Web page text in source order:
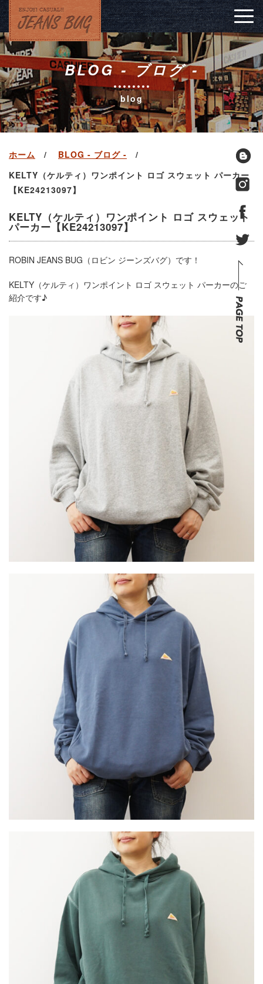
BLOG - ブログ -
blog
ホーム
BLOG - ブログ -
KELTY（ケルティ）ワンポイント ロゴ スウェット パーカー
【KE24213097】
KELTY（ケルティ）ワンポイント ロゴ スウェット
パーカー【KE24213097】
ROBIN JEANS BUG（ロビン ジーンズバグ）です！
KELTY（ケルティ）ワンポイント ロゴ スウェット パーカーのご
紹介です♪